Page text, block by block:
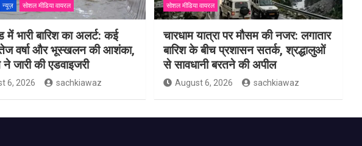
न्यूज़ सोशल मीडिया वायरल
में भारी बारिश का अलर्ट: कई
वर्षा और भूस्खलन की आशंका,
जारी की एडवाइजरी
6, 2026 sachkiawaz
सोशल मीडिया वायरल
चारधाम यात्रा पर मौसम की नजर: लगातार
बारिश के बीच प्रशासन सतर्क, श्रद्धालुओं
से सावधानी बरतने की अपील
August 6, 2026 sachkiawaz